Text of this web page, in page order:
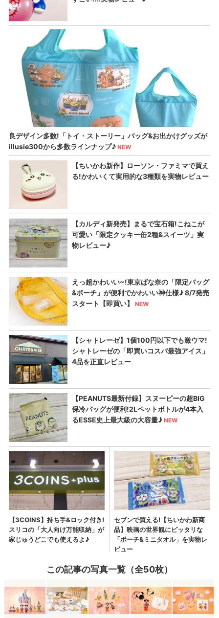
この記事の写真一覧（全50枚）